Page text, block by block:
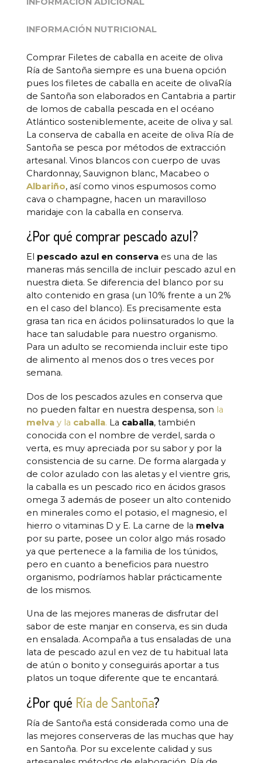
INFORMACIÓN NUTRICIONAL
Comprar Filetes de caballa en aceite de oliva
Ría de Santoña siempre es una buena opción
pues los filetes de caballa en aceite de olivaRía
de Santoña son elaborados en Cantabria a partir
de lomos de caballa pescada en el océano
Atlántico sosteniblemente, aceite de oliva y sal.
La conserva de caballa en aceite de oliva Ría de
Santoña se pesca por métodos de extracción
artesanal. Vinos blancos con cuerpo de uvas
Chardonnay, Sauvignon blanc, Macabeo o
Albariño, así como vinos espumosos como
cava o champagne, hacen un maravilloso
maridaje con la caballa en conserva.
¿Por qué comprar pescado azul?
El pescado azul en conserva es una de las
maneras más sencilla de incluir pescado azul en
nuestra dieta. Se diferencia del blanco por su
alto contenido en grasa (un 10% frente a un 2%
en el caso del blanco). Es precisamente esta
grasa tan rica en ácidos poliinsaturados lo que la
hace tan saludable para nuestro organismo.
Para un adulto se recomienda incluir este tipo
de alimento al menos dos o tres veces por
semana.
Dos de los pescados azules en conserva que
no pueden faltar en nuestra despensa, son la
melva y la caballa. La caballa, también
conocida con el nombre de verdel, sarda o
verta, es muy apreciada por su sabor y por la
consistencia de su carne. De forma alargada y
de color azulado con las aletas y el vientre gris,
la caballa es un pescado rico en ácidos grasos
omega 3 además de poseer un alto contenido
en minerales como el potasio, el magnesio, el
hierro o vitaminas D y E. La carne de la melva
por su parte, posee un color algo más rosado
ya que pertenece a la familia de los túnidos,
pero en cuanto a beneficios para nuestro
organismo, podríamos hablar prácticamente
de los mismos.
Una de las mejores maneras de disfrutar del
sabor de este manjar en conserva, es sin duda
en ensalada. Acompaña a tus ensaladas de una
lata de pescado azul en vez de tu habitual lata
de atún o bonito y conseguirás aportar a tus
platos un toque diferente que te encantará.
¿Por qué Ría de Santoña?
Ría de Santoña está considerada como una de
las mejores conserveras de las muchas que hay
en Santoña. Por su excelente calidad y sus